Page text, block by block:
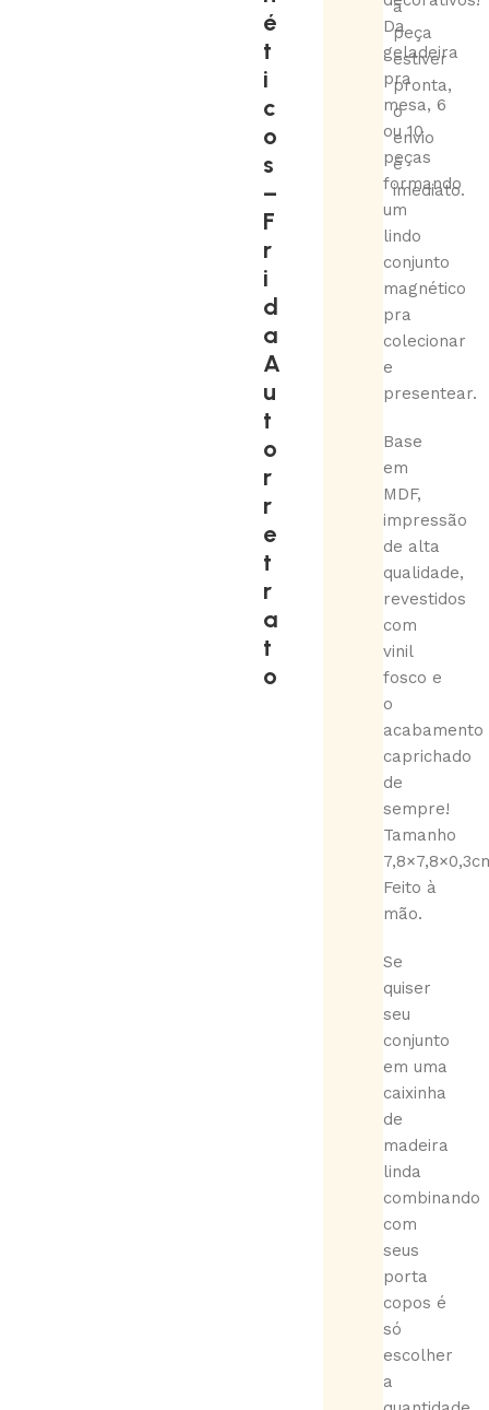
é
t
i
c
o
s
–
F
r
i
d
a
A
u
t
o
r
r
e
t
r
a
t
o
a
peça
estiver
pronta,
o
envio
é
imediato.
Da
geladeira
pra
mesa, 6
ou 10
peças
formando
um
lindo
conjunto
magnético
pra
colecionar
e
presentear.
Base
em
MDF,
impressão
de alta
qualidade,
revestidos
com
vinil
fosco e
o
acabamento
caprichado
de
sempre!
Tamanho
Feito à
mão.
Se
quiser
seu
conjunto
em uma
caixinha
de
madeira
linda
combinando
com
seus
porta
copos é
só
escolher
a